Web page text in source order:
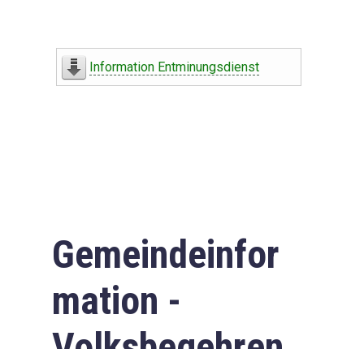
Information Entminungsdienst
Gemeindeinfor
mation -